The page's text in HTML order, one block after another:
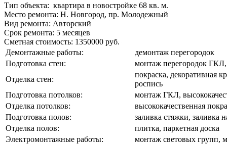
Тип объекта: квартира в новостройке 68 кв. м.
Место ремонта: Н. Новгород, пр. Молодежный
Вид ремонта: Авторский
Срок ремонта: 5 месяцев
Сметная стоимость: 1350000 руб.
Демонтажные работы:
демонтаж перегородок
Подготовка стен:
монтаж перегородок ГКЛ,
Отделка стен:
покраска, декоративная
роспись
Подготовка потолков:
монтаж ГКЛ,
Отделка потолков:
высококачественная
Подготовка полов:
заливка стяжки, заливка
Отделка полов:
плитка, паркетная доска
Электромонтажные работы:
монтаж световых групп,